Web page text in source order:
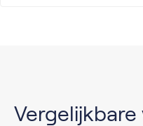
Vergelijkbare